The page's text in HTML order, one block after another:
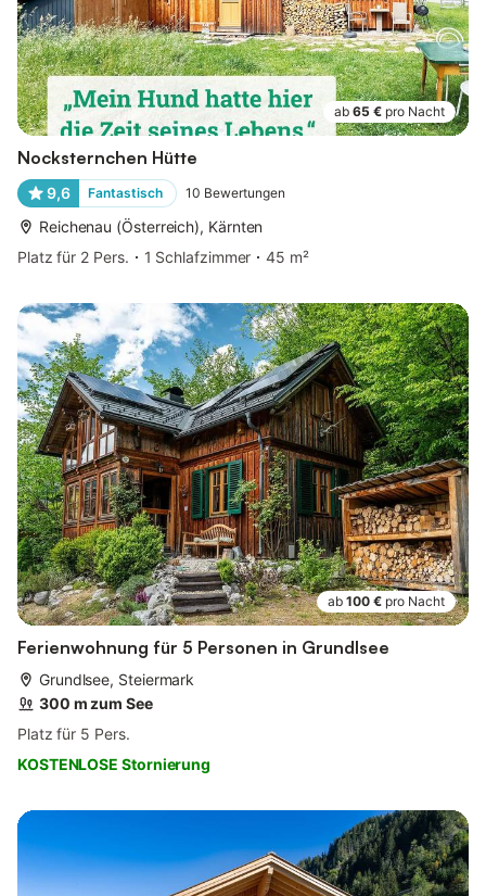
ab 65 € pro Nacht
Nocksternchen Hütte
9,6 Fantastisch 10 Bewertungen
Reichenau (Österreich), Kärnten
Platz für 2 Pers.
1 Schlafzimmer 45 m²
ab 100 € pro Nacht
Ferienwohnung für 5 Personen in Grundlsee
Grundlsee, Steiermark
300 m zum See
Platz für 5 Pers.
KOSTENLOSE Stornierung